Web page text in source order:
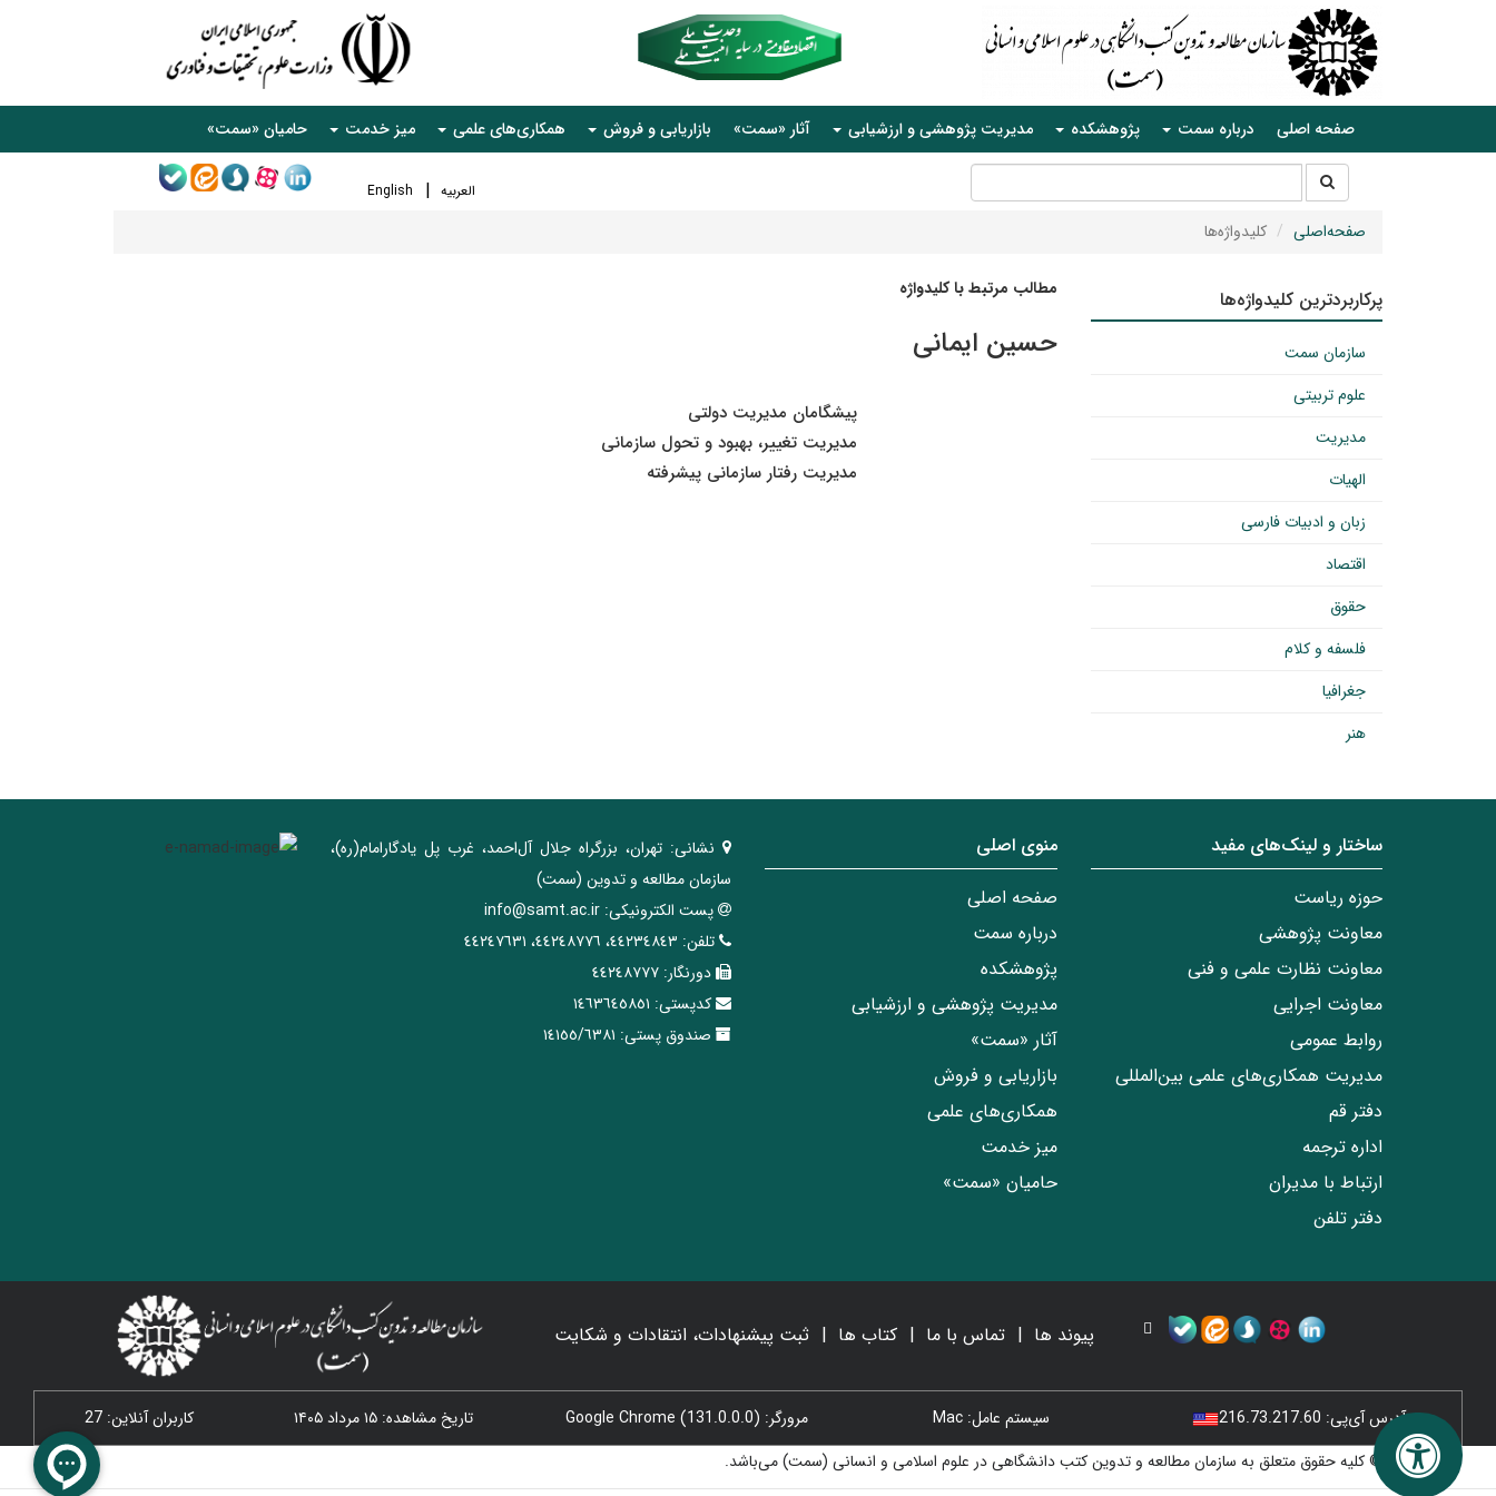
صفحه اصلی درباره سمت پژوهشکده مدیریت پژوهشی و ارزشیابی آثار «سمت» بازاریابی و فروش همکاری‌های علمی میز خدمت حامیان «سمت»
العربیه English جستجو
در
سایتصفحه‌اصلی کلیدواژه‌ها
مطالب مرتبط با کلیدواژه
حسین ایمانی
پیشگامان مدیریت دولتی
مدیریت تغییر، بهبود و تحول سازمانی
مدیریت رفتار سازمانی پیشرفته
پرکاربردترین کلیدواژه‌ها
سازمان سمت
علوم تربیتی
مدیریت
الهیات
زبان و ادبیات فارسی
اقتصاد
حقوق
فلسفه و کلام
جغرافیا
هنر
ساختار‌‌ و‌‌ لینک‌های مفید
حوزه ریاست
معاونت پژوهشی
معاونت نظارت علمی و فنی
معاونت اجرایی
روابط عمومی
مدیریت همکاری‌های علمی بین‌المللی
دفتر قم
اداره ترجمه
ارتباط با مدیران
دفتر تلفن
منوی اصلی
صفحه اصلی
درباره سمت
پژوهشکده
مدیریت پژوهشی و ارزشیابی
آثار «سمت»
بازاریابی و فروش
همکاری‌های علمی
میز خدمت
حامیان «سمت»
نشانی: تهران، ‌بزرگراه ‌جلال آل‌احمد، غرب پل يادگار‌امام(ره)‌،
سازمان مطالعه و تدوین‌ (سمت)
پست الکترونیکی: info@samt.ac.ir
تلفن: ٤٤٢٣٤٨٤٣، ٤٤٢٤٨٧٧٦، ٤٤٢٤٧٦٣١
دورنگار: ٤٤٢٤٨٧٧٧
کدپستی: ١٤٦٣٦٤٥٨٥١
صندوق پستی: ١٤١٥٥/٦٣٨١
پیوند ها تماس با ما کتاب ها ثبت پیشنهادات، انتقادات و شکایت
آدرس آی‌پی: 216.73.217.60 سیستم عامل: Mac مرورگر: Google Chrome (131.0.0.0) تاریخ مشاهده: ۱۵ مرداد ۱۴۰۵
کاربران آنلاین: 27
© کلیه حقوق متعلق به سازمان مطالعه و تدوین کتب دانشگاهی در علوم اسلامی و انسانی (سمت) می‌باشد.